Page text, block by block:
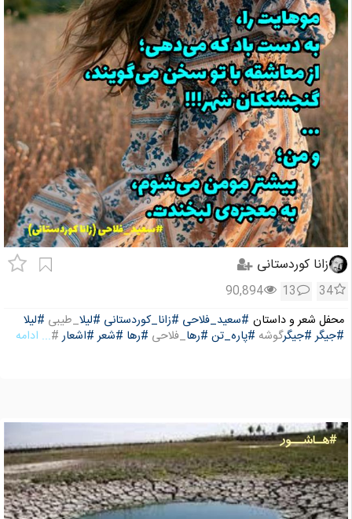
زانا کوردستانی
34
13
90,894
محفل شعر و داستان #سعید_فلاحی #زانا_کوردستانی #لیلا_طیبی #لیلا
#جیگر #جیگرگوشه #پاره_تن #رها_فلاحی #رها #شعر #اشعار#... ادامه